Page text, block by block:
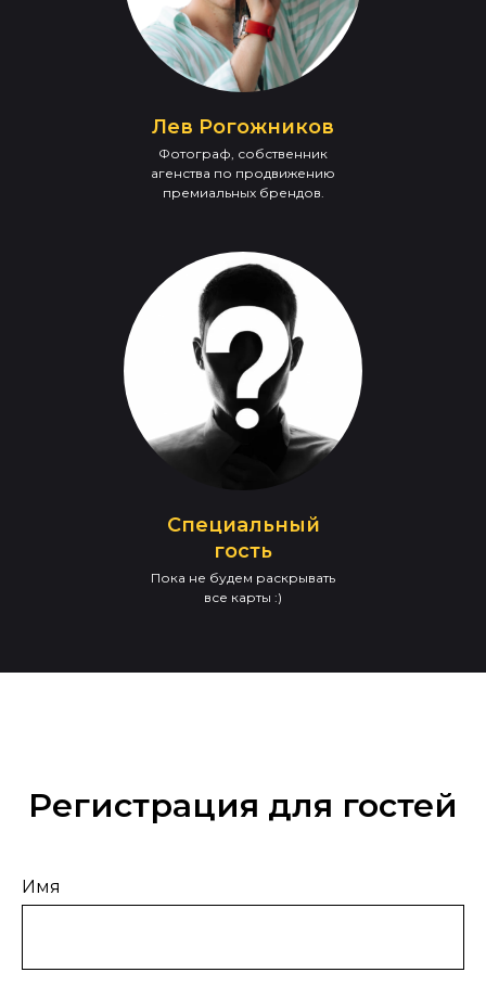
Лев Рогожников
Фотограф, собственник
агенства по продвижению
премиальных брендов.
Специальный
гость
Пока не будем раскрывать
все карты :)
Регистрация для гостей
Имя